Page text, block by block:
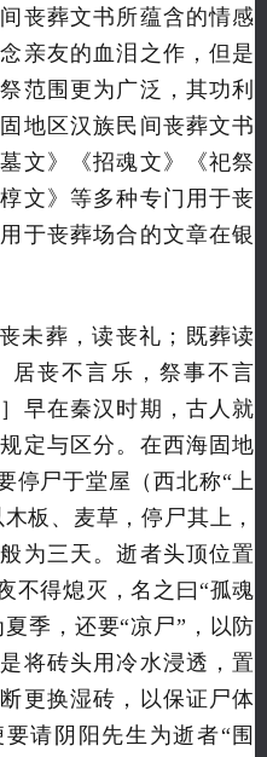
丧葬文书所蕴含的情感
亲友的血泪之作，但是
范围更为广泛，其功利
地区汉族民间丧葬文书
文》《招魂文》《祀祭
文》等多种专门用于丧
于丧葬场合的文章在银
未葬，读丧礼；既葬读
居丧不言乐，祭事不言
早在秦汉时期，古人就
定与区分。在西海固地
停尸于堂屋（西北称“上
板、麦草，停尸其上，
为三天。逝者头顶位置
不得熄灭，名之曰“孤魂
季，还要“凉尸”，以防
将砖头用冷水浸透，置
更换湿砖，以保证尸体
请阴阳先生为逝者“围